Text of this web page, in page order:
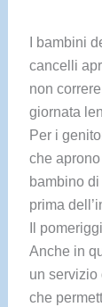
I bambini
cancelli
non
giornata
Per i
che
bambino
prima
Il
Anche in
un servizio
che